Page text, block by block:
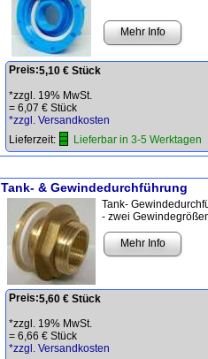
Mehr Info
Preis:5,10 € Stück
*zzgl. 19% MwSt.
=6,07 € Stück
*zzgl. Versandkosten
Lieferzeit:
Lieferbar in 3-5 Werktagen
Tank- & Gewindedurchführung
Tank-
- zwei
Mehr Info
Preis:5,60 € Stück
*zzgl. 19% MwSt.
=6,66 € Stück
*zzgl. Versandkosten